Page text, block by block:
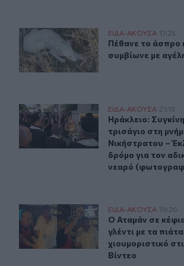
Πέθανε το άσπρο κουτάβι που
ΕΙΔΑ-ΑΚΟΥΣΑ 17:25
Πέθανε το
Πέθανε το άσπρο
συμβίωνε με
Ηράκλειο: Συγκίνηση στο τρισάγιο
ΕΙΔΑ-ΑΚΟΥΣΑ 21:13
Ηράκλειο:
Ηράκλειο:
τρισάγιο στη
Νικήστρατου –
δρόμο για τον
νεαρό
Ο Αταμάν σε κέφια στη Σύμη - Το
ΕΙΔΑ-ΑΚΟΥΣΑ 19:26
Ο Αταμάν σε
Ο Αταμάν σε
γλέντι με τα
χιουμοριστικό
Βίντεο